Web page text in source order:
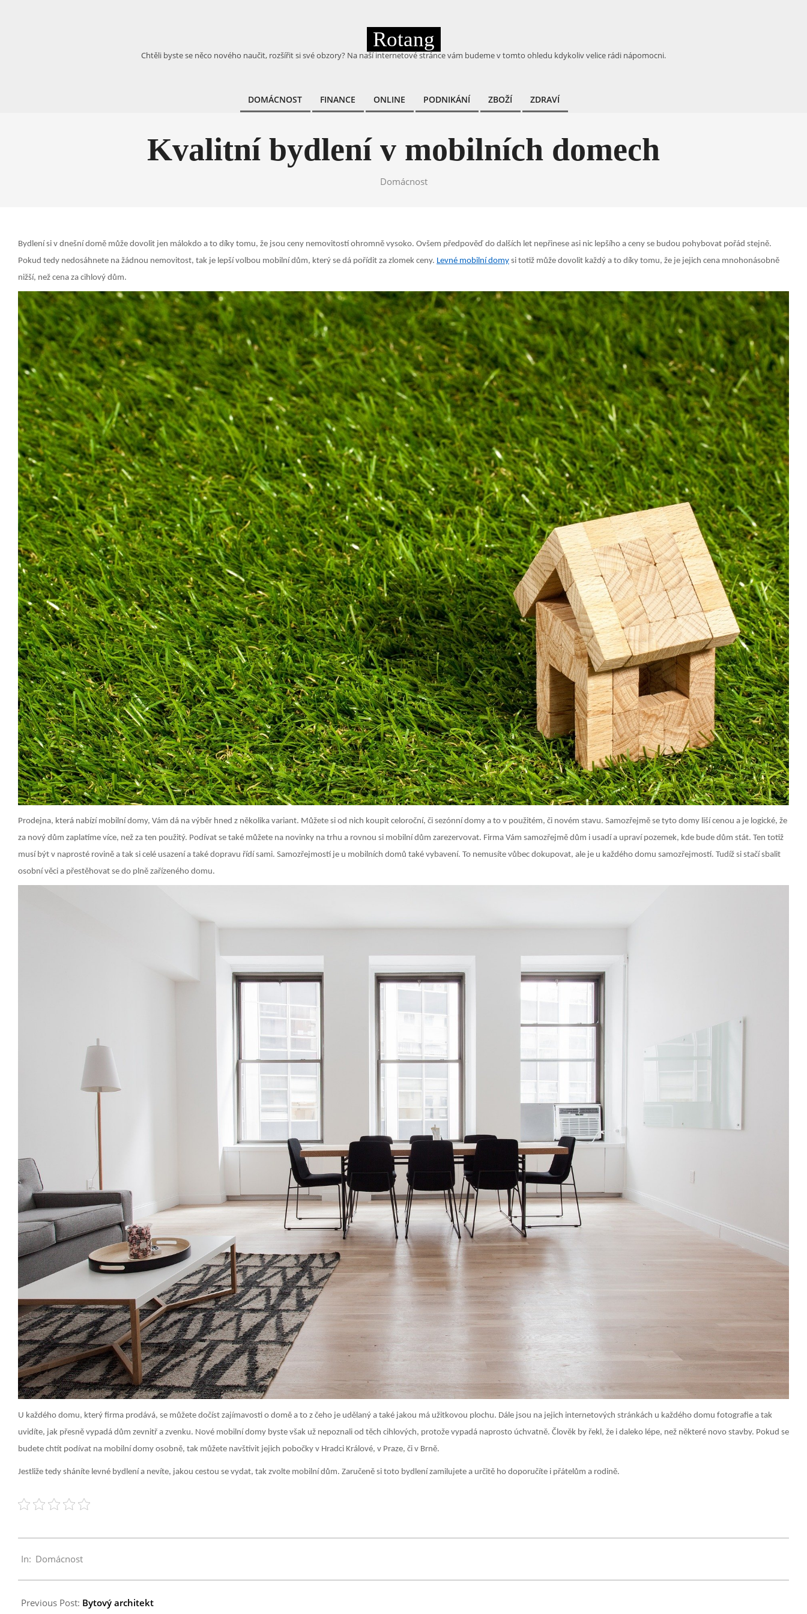
Rotang
Chtěli byste se něco nového naučit, rozšířit si své obzory? Na naší internetové stránce vám budeme v tomto ohledu kdykoliv velice rádi nápomocni.
Primary
DOMÁCNOST FINANCE ONLINE PODNIKÁNÍ ZBOŽÍ ZDRAVÍ
Kvalitní bydlení v mobilních domech
Domácnost
Bydlení si v dnešní domě může dovolit jen málokdo a to díky tomu, že jsou ceny nemovitostí ohromně vysoko. Ovšem předpověď do dalších let nepřinese asi nic lepšího a ceny se budou pohybovat pořád stejně.
Pokud tedy nedosáhnete na žádnou nemovitost, tak je lepší volbou mobilní dům, který se dá pořídit za zlomek ceny. Levné mobilní domy si totiž může dovolit každý a to díky tomu, že je jejich cena mnohonásobně
nižší, než cena za cihlový dům.
Prodejna, která nabízí mobilní domy, Vám dá na výběr hned z několika variant. Můžete si od nich koupit celoroční, či sezónní domy a to v použitém, či novém stavu. Samozřejmě se tyto domy liší cenou a je logické, že
za nový dům zaplatíme více, než za ten použitý. Podívat se také můžete na novinky na trhu a rovnou si mobilní dům zarezervovat. Firma Vám samozřejmě dům i usadí a upraví pozemek, kde bude dům stát. Ten totiž
musí být v naprosté rovině a tak si celé usazení a také dopravu řídí sami. Samozřejmostí je u mobilních domů také vybavení. To nemusíte vůbec dokupovat, ale je u každého domu samozřejmostí. Tudíž si stačí sbalit
osobní věci a přestěhovat se do plně zařízeného domu.
U každého domu, který firma prodává, se můžete dočíst zajímavosti o domě a to z čeho je udělaný a také jakou má užitkovou plochu. Dále jsou na jejich internetových stránkách u každého domu fotografie a tak
uvidíte, jak přesně vypadá dům zevnitř a zvenku. Nové mobilní domy byste však už nepoznali od těch cihlových, protože vypadá naprosto úchvatně. Člověk by řekl, že i daleko lépe, než některé novo stavby. Pokud se
budete chtít podívat na mobilní domy osobně, tak můžete navštívit jejich pobočky v Hradci Králové, v Praze, či v Brně.
Jestliže tedy sháníte levné bydlení a nevíte, jakou cestou se vydat, tak zvolte mobilní dům. Zaručeně si toto bydlení zamilujete a určitě ho doporučíte i přátelům a rodině.
01-
In: Domácnost
Previous Post: Bytový architekt